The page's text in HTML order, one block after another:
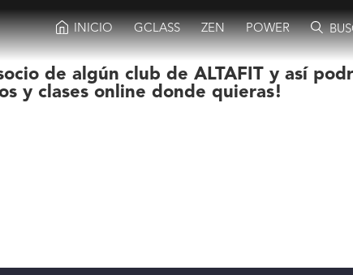
INICIO GCLASS ZEN POWER
de algún club de ALTAFIT y así
y clases online donde quieras!